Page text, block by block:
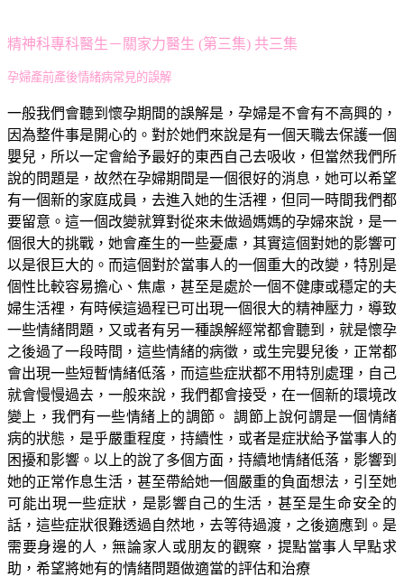
精神科專科醫生－關家力醫生 (第三集) 共三集
孕婦產前產後情緒病常見的誤解
一般我們會聽到懷孕期間的誤解是，孕婦是不會有不高興的，
因為整件事是開心的。對於她們來說是有一個天職去保護一個
嬰兒，所以一定會給予最好的東西自己去吸收，但當然我們所
說的問題是，故然在孕婦期間是一個很好的消息，她可以希望
有一個新的家庭成員，去進入她的生活裡，但同一時間我們都
要留意。這一個改變就算對從來未做過媽媽的孕婦來說，是一
個很大的挑戰，她會產生的一些憂慮，其實這個對她的影響可
以是很巨大的。而這個對於當事人的一個重大的改變，特別是
個性比較容易擔心、焦慮，甚至是處於一個不健康或穩定的夫
婦生活裡，有時候這過程已可出現一個很大的精神壓力，導致
一些情緒問題，又或者有另一種誤解經常都會聽到，就是懷孕
之後過了一段時間，這些情緒的病徵，或生完嬰兒後，正常都
會出現一些短暫情緒低落，而這些症狀都不用特別處理，自己
就會慢慢過去，一般來說，我們都會接受，在一個新的環境改
變上，我們有一些情緒上的調節。 調節上說何謂是一個情緒
病的狀態，是乎嚴重程度，持續性，或者是症狀給予當事人的
困擾和影響。以上的說了多個方面，持續地情緒低落，影響到
她的正常作息生活，甚至帶給她一個嚴重的負面想法，引至她
可能出現一些症狀，是影響自己的生活，甚至是生命安全的
話，這些症狀很難透過自然地，去等待過渡，之後適應到。是
需要身邊的人，無論家人或朋友的觀察，提點當事人早點求
助，希望將她有的情緒問題做適當的評估和治療